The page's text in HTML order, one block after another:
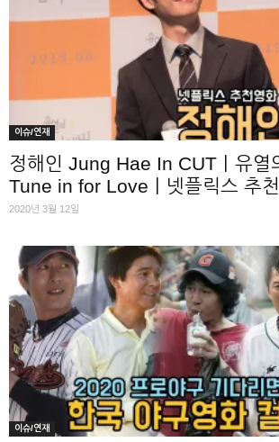
이슈/연재
정해인 Jung Hae In CUT｜유열
Tune in for Love｜넷플릭스 추천
2020년 3월 12일
이슈/연재